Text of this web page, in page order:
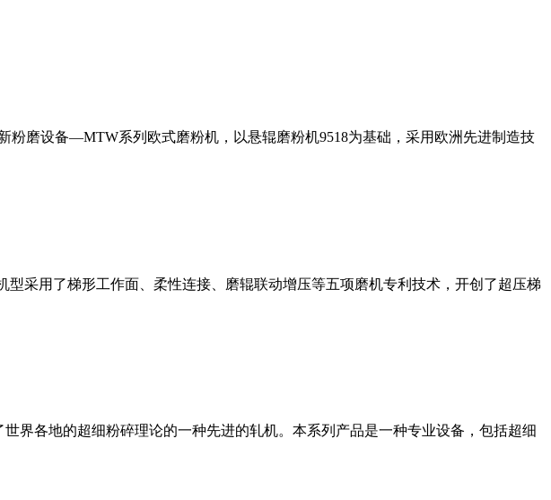
磨设备—MTW系列欧式磨粉机，以悬辊磨粉机9518为基础，采用欧洲先进制造技
采用了梯形工作面、柔性连接、磨辊联动增压等五项磨机专利技术，开创了超压梯
界各地的超细粉碎理论的一种先进的轧机。本系列产品是一种专业设备，包括超细